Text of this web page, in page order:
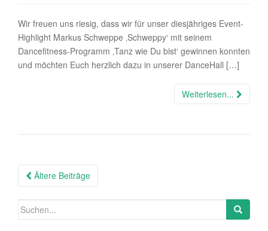
Wir freuen uns riesig, dass wir für unser diesjähriges Event-
Highlight Markus Schweppe ‚Schweppy‘ mit seinem
Dancefitness-Programm ‚Tanz wie Du bist‘ gewinnen konnten
und möchten Euch herzlich dazu in unserer DanceHall […]
Weiterlesen...
Beitragsnavigation
Ältere Beiträge
Suchen